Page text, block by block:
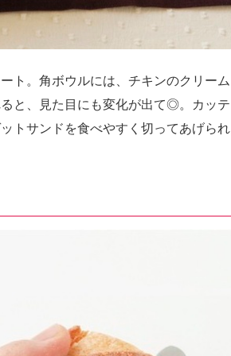
ト。角ボウルには、チキンのクリーム
と、見た目にも変化が出て◎。カッテ
トサンドを食べやすく切ってあげられ